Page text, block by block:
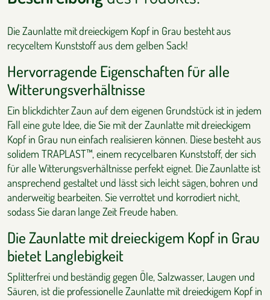
Die Zaunlatte mit dreieckigem Kopf in Grau besteht aus
recyceltem Kunststoff aus dem gelben Sack!
Hervorragende Eigenschaften für alle
Witterungsverhältnisse
Ein blickdichter Zaun auf dem eigenen Grundstück ist in jedem
Fall eine gute Idee, die Sie mit der Zaunlatte mit dreieckigem
Kopf in Grau nun einfach realisieren können. Diese besteht aus
solidem TRAPLAST™, einem recycelbaren Kunststoff, der sich
für alle Witterungsverhältnisse perfekt eignet. Die Zaunlatte ist
ansprechend gestaltet und lässt sich leicht sägen, bohren und
anderweitig bearbeiten. Sie verrottet und korrodiert nicht,
sodass Sie daran lange Zeit Freude haben.
Die Zaunlatte mit dreieckigem Kopf in Grau
bietet Langlebigkeit
Splitterfrei und beständig gegen Öle, Salzwasser, Laugen und
Säuren, ist die professionelle Zaunlatte mit dreieckigem Kopf in